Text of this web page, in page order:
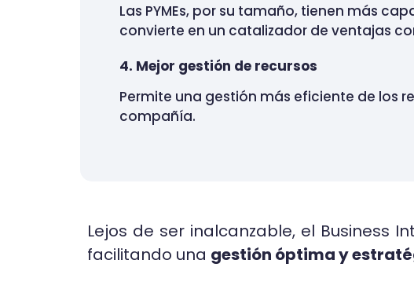
Las PYMEs, por su tamaño, tienen más
convierte en un catalizador de ventajas
4. Mejor gestión de recursos
Permite una gestión más eficiente de los
compañía.
Lejos de ser inalcanzable, el Business
facilitando una gestión óptima y